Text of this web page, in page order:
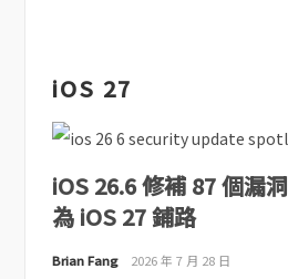
iOS 27
iOS 26.6 修補 87 個漏
為 iOS 27 鋪路
Brian Fang 2026 年 7 月 28 日